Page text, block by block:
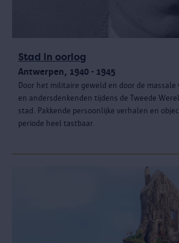
Stad in oorlog
Antwerpen, 1940 - 1945
Door het militaire geweld en door de massale
en andersdenkenden tijdens de Tweede
stad. Pakkende persoonlijke verhalen en
periode heel tastbaar.